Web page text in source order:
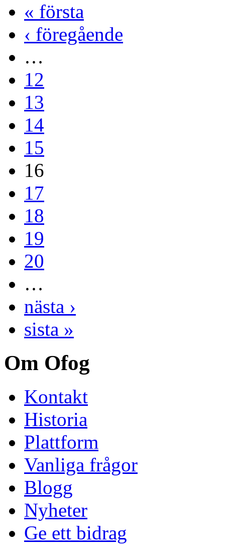
« första
‹ föregående
…
12
13
14
15
16
17
18
19
20
…
nästa ›
sista »
Om Ofog
Kontakt
Historia
Plattform
Vanliga frågor
Blogg
Nyheter
Ge ett bidrag